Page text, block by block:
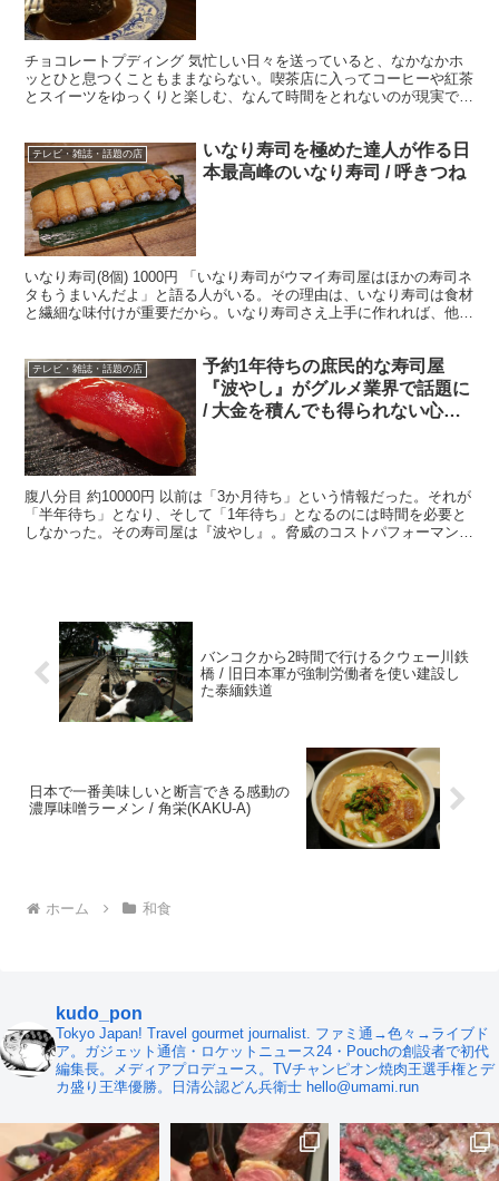
チョコレートプディング 気忙しい日々を送っていると、なかなかホ
ッとひと息つくこともままならない。喫茶店に入ってコーヒーや紅茶
とスイーツをゆっくりと楽しむ、なんて時間をとれないのが現実であ
テレビ・雑誌・話題の店
いなり寿司を極めた達人が作る日
本最高峰のいなり寿司 / 呼きつね
いなり寿司(8個) 1000円 「いなり寿司がウマイ寿司屋はほかの寿司ネ
タもうまいんだよ」と語る人がいる。その理由は、いなり寿司は食材
と繊細な味付けが重要だから。いなり寿司さえ上手に作れれば、他の
テレビ・雑誌・話題の店
予約1年待ちの庶民的な寿司屋
『波やし』がグルメ業界で話題に
/ 大金を積んでも得られない心地
腹八分目 約10000円 以前は「3か月待ち」という情報だった。それが
「半年待ち」となり、そして「1年待ち」となるのには時間を必要と
しなかった。その寿司屋は『波やし』。脅威のコストパフォーマンス
バンコクから2時間で行けるクウェー川鉄
橋 / 旧日本軍が強制労働者を使い建設し
た泰緬鉄道
日本で一番美味しいと断言できる感動の
濃厚味噌ラーメン / 角栄(KAKU-A)
ホーム 和食
kudo_pon
Tokyo Japan! Travel gourmet journalist. ファミ通→色々→ライブド
ア。ガジェット通信・ロケットニュース24・Pouchの創設者で初代
編集長。メディアプロデュース。TVチャンピオン焼肉王選手権とデ
カ盛り王準優勝。日清公認どん兵衛士 hello@umami.run